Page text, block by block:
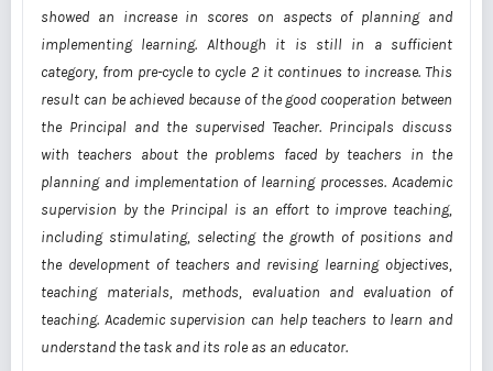
showed an increase in scores on aspects of planning and
implementing learning. Although it is still in a sufficient
category, from pre-cycle to cycle 2 it continues to increase. This
result can be achieved because of the good cooperation between
the Principal and the supervised Teacher. Principals discuss
with teachers about the problems faced by teachers in the
planning and implementation of learning processes. Academic
supervision by the Principal is an effort to improve teaching,
including stimulating, selecting the growth of positions and
the development of teachers and revising learning objectives,
teaching materials, methods, evaluation and evaluation of
teaching. Academic supervision can help teachers to learn and
understand the task and its role as an educator.